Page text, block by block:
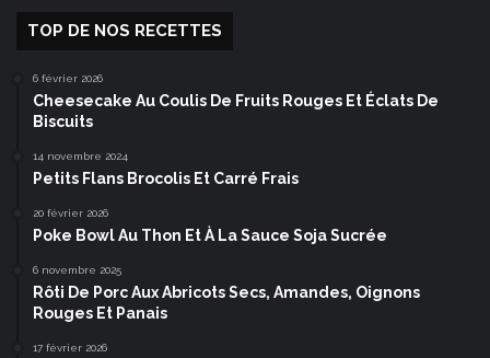
TOP DE NOS RECETTES
6 février 2026
Cheesecake Au Coulis De Fruits Rouges Et Éclats De
Biscuits
14 novembre 2024
Petits Flans Brocolis Et Carré Frais
20 février 2026
Poke Bowl Au Thon Et À La Sauce Soja Sucrée
6 novembre 2025
Rôti De Porc Aux Abricots Secs, Amandes, Oignons
Rouges Et Panais
17 février 2026